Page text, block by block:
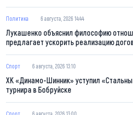
Политика 6 августа, 2026 14:44
Лукашенко объяснил философию
предлагает ускорить реализацию
Спорт 6 августа, 2026 13:10
ХК «Динамо-Шинник» уступил
турнира в Бобруйске